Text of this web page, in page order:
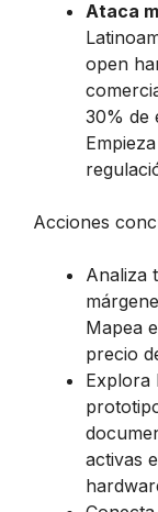
Ataca
open
30% de
Acciones
Analiza
Mapea
precio
Explora
activas